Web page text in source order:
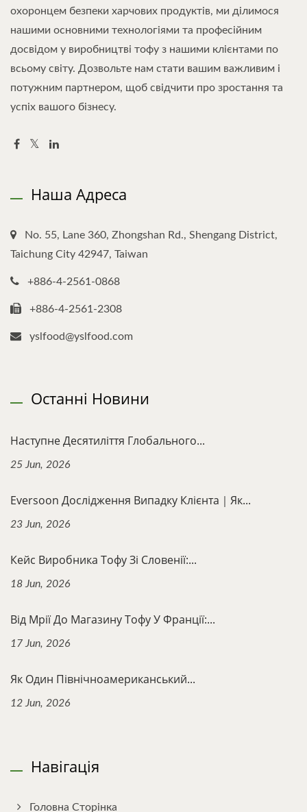
охоронцем безпеки харчових продуктів, ми ділимося
нашими основними технологіями та професійним
досвідом у виробництві тофу з нашими клієнтами по
всьому світу. Дозвольте нам стати вашим важливим і
потужним партнером, щоб свідчити про зростання та
успіх вашого бізнесу.
Наша Адреса
No. 55, Lane 360, Zhongshan Rd., Shengang District,
Taichung City 42947, Taiwan
+886-4-2561-0868
+886-4-2561-2308
yslfood@yslfood.com
Останні Новини
Наступне Десятиліття Глобального...
25 Jun, 2026
Eversoon Дослідження Випадку Клієнта｜Як...
23 Jun, 2026
Кейс Виробника Тофу Зі Словенії:...
18 Jun, 2026
Від Мрії До Магазину Тофу У Франції:...
17 Jun, 2026
Як Один Північноамериканський...
12 Jun, 2026
Навігація
Головна Сторінка